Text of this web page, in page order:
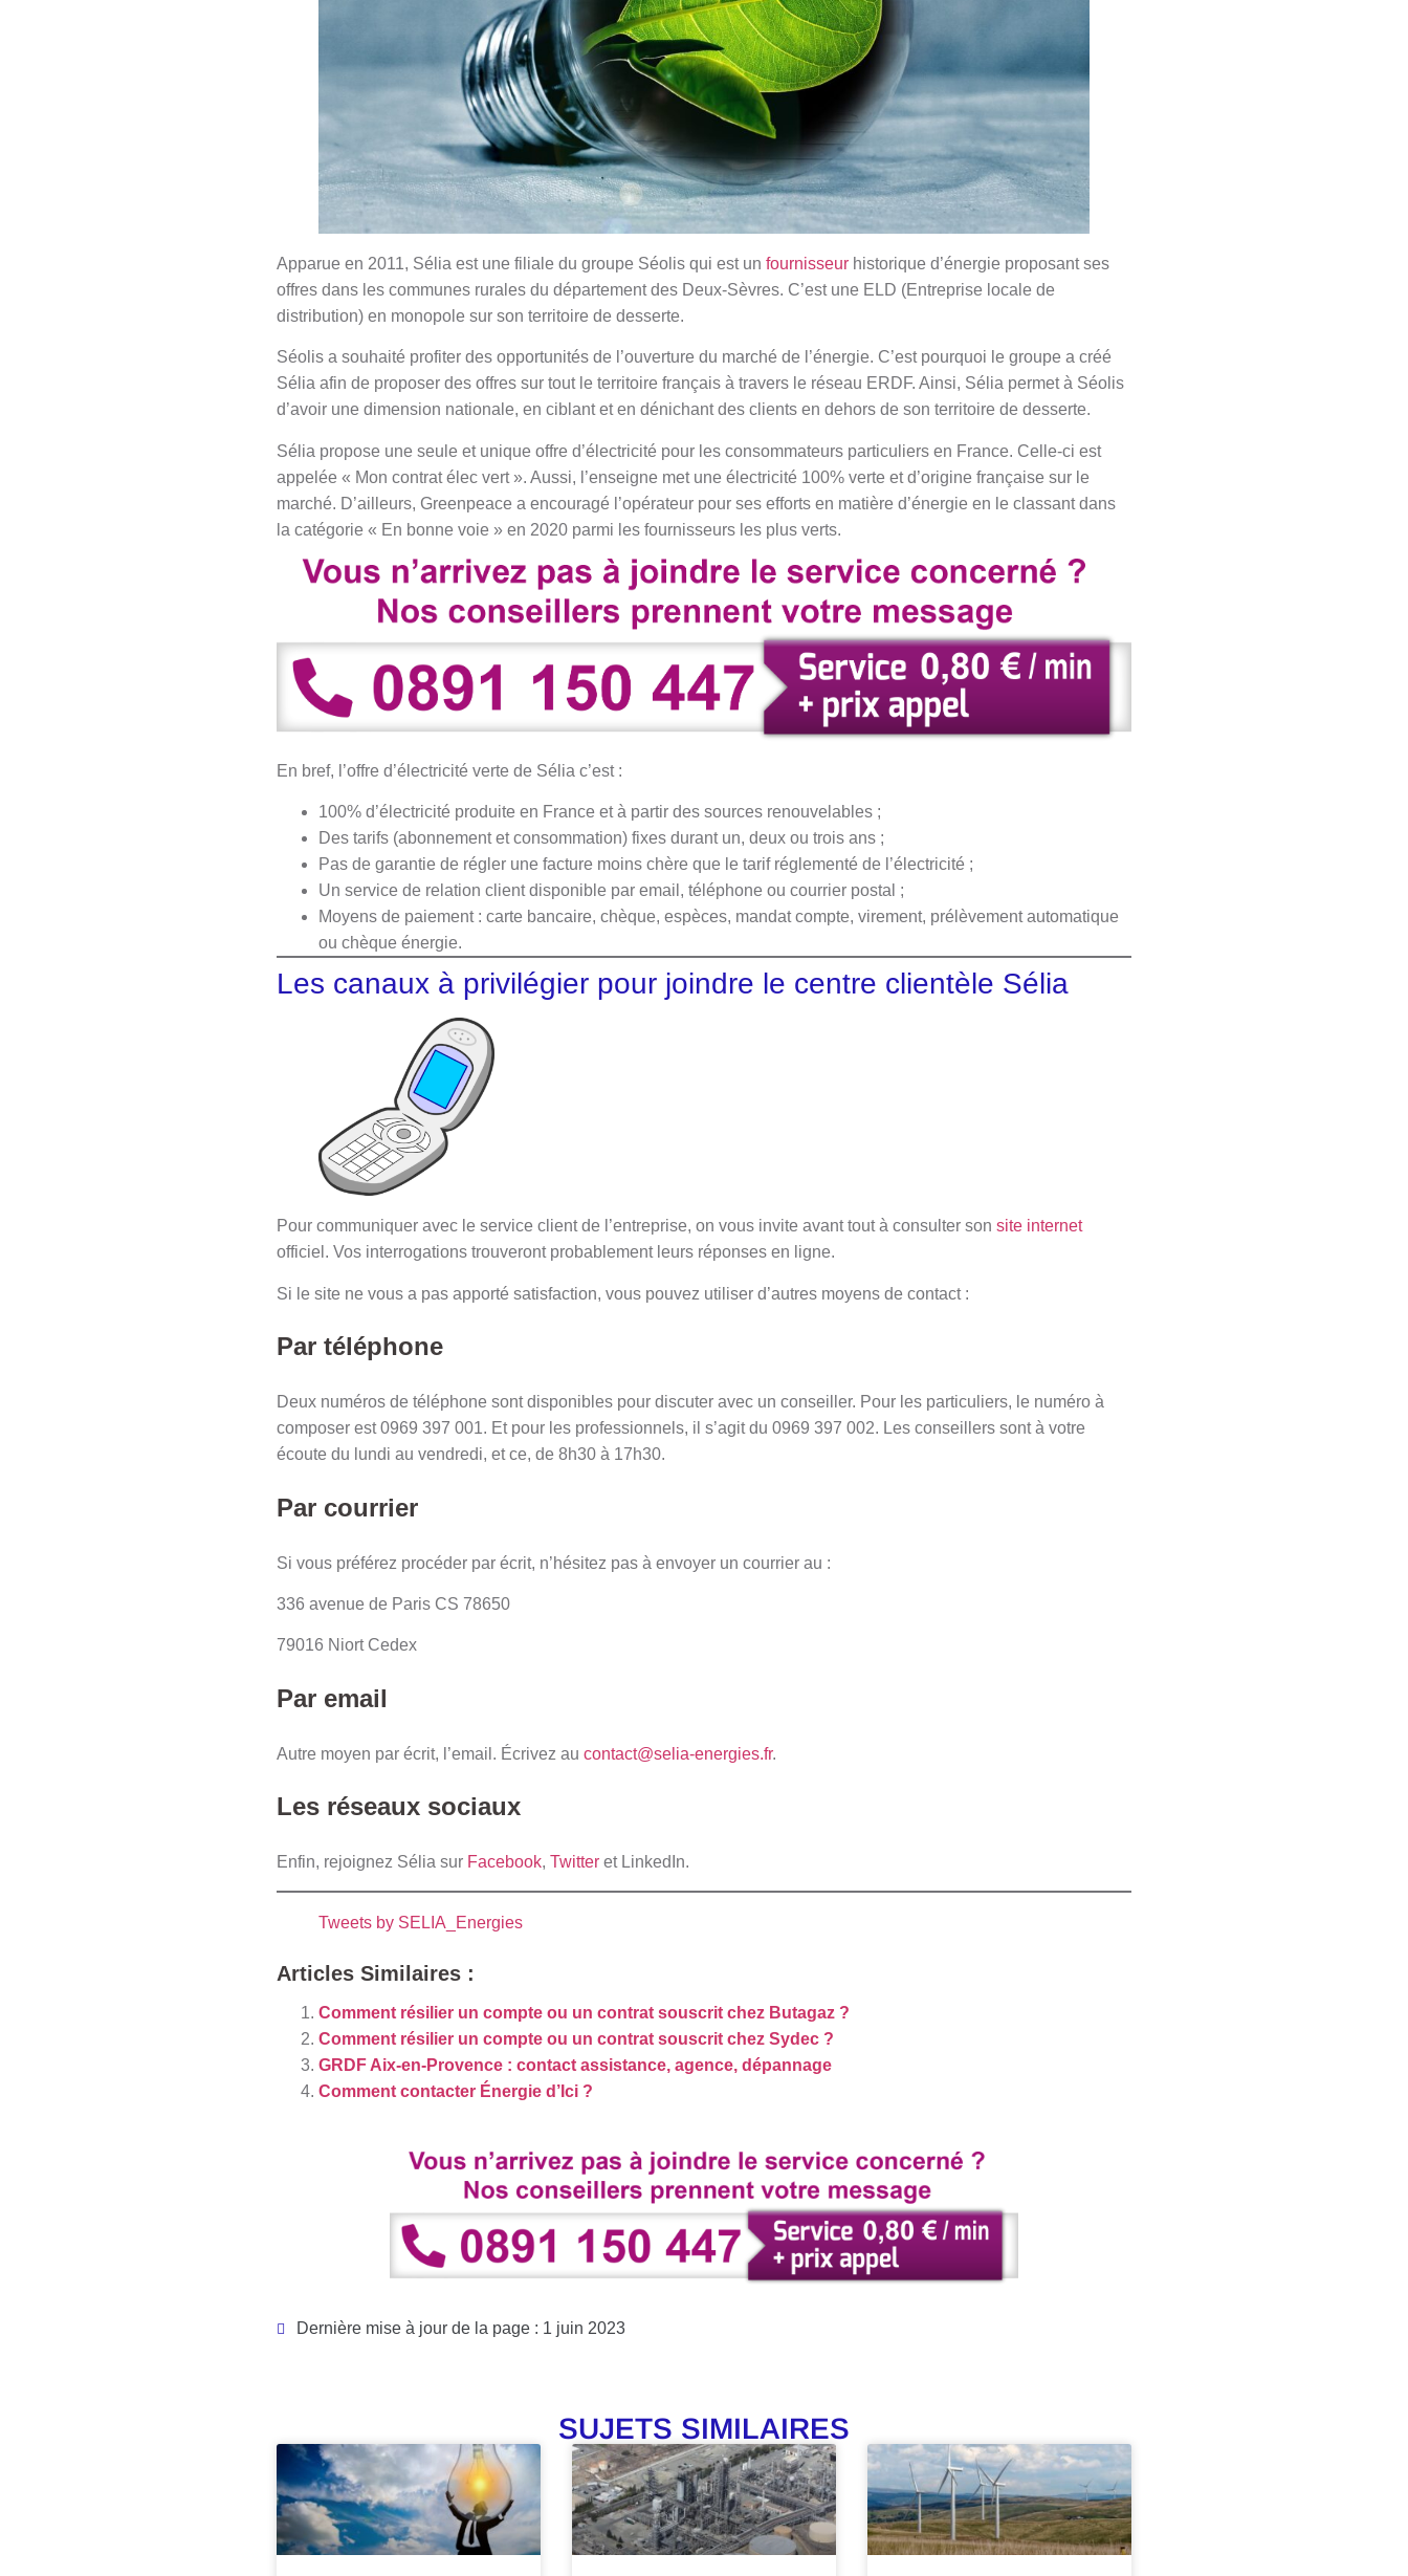
Apparue en 2011, Sélia est une filiale du groupe Séolis qui est un fournisseur historique d’énergie proposant ses
offres dans les communes rurales du département des Deux-Sèvres. C’est une ELD (Entreprise locale de
distribution) en monopole sur son territoire de desserte.
Séolis a souhaité profiter des opportunités de l’ouverture du marché de l’énergie. C’est pourquoi le groupe a créé
Sélia afin de proposer des offres sur tout le territoire français à travers le réseau ERDF. Ainsi, Sélia permet à Séolis
d’avoir une dimension nationale, en ciblant et en dénichant des clients en dehors de son territoire de desserte.
Sélia propose une seule et unique offre d’électricité pour les consommateurs particuliers en France. Celle-ci est
appelée « Mon contrat élec vert ». Aussi, l’enseigne met une électricité 100% verte et d’origine française sur le
marché. D’ailleurs, Greenpeace a encouragé l’opérateur pour ses efforts en matière d’énergie en le classant dans
la catégorie « En bonne voie » en 2020 parmi les fournisseurs les plus verts.
En bref, l’offre d’électricité verte de Sélia c’est :
100% d’électricité produite en France et à partir des sources renouvelables ;
Des tarifs (abonnement et consommation) fixes durant un, deux ou trois ans ;
Pas de garantie de régler une facture moins chère que le tarif réglementé de l’électricité ;
Un service de relation client disponible par email, téléphone ou courrier postal ;
Moyens de paiement : carte bancaire, chèque, espèces, mandat compte, virement, prélèvement automatique
ou chèque énergie.
Les canaux à privilégier pour joindre le centre clientèle Sélia
Pour communiquer avec le service client de l’entreprise, on vous invite avant tout à consulter son site internet
officiel. Vos interrogations trouveront probablement leurs réponses en ligne.
Si le site ne vous a pas apporté satisfaction, vous pouvez utiliser d’autres moyens de contact :
Par téléphone
Deux numéros de téléphone sont disponibles pour discuter avec un conseiller. Pour les particuliers, le numéro à
composer est 0969 397 001. Et pour les professionnels, il s’agit du 0969 397 002. Les conseillers sont à votre
écoute du lundi au vendredi, et ce, de 8h30 à 17h30.
Par courrier
Si vous préférez procéder par écrit, n’hésitez pas à envoyer un courrier au :
336 avenue de Paris CS 78650
79016 Niort Cedex
Par email
Autre moyen par écrit, l’email. Écrivez au contact@selia-energies.fr.
Les réseaux sociaux
Enfin, rejoignez Sélia sur Facebook, Twitter et LinkedIn.
Tweets by SELIA_Energies
Articles Similaires :
Comment résilier un compte ou un contrat souscrit chez Butagaz ?
Comment résilier un compte ou un contrat souscrit chez Sydec ?
GRDF Aix-en-Provence : contact assistance, agence, dépannage
Comment contacter Énergie d’Ici ?
Dernière mise à jour de la page : 1 juin 2023
SUJETS SIMILAIRES